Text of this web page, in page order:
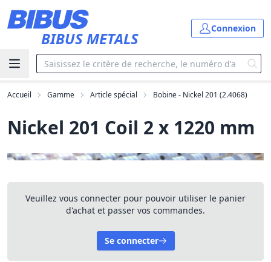
BIBUS METALS
Connexion
Accueil Gamme Article spécial Bobine - Nickel 201 (2.4068)
Nickel 201 Coil 2 x 1220 mm
Veuillez vous connecter pour pouvoir utiliser le panier
d'achat et passer vos commandes.
Se connecter